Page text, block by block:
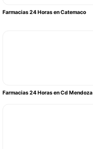
Farmacias 24 Horas en Catemaco
Farmacias 24 Horas en Cd Mendoza